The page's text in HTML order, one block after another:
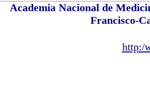
Academia Nacional de
Francisco-
http:/